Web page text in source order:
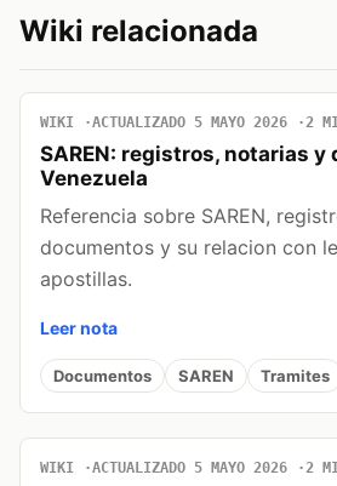
Wiki relacionada
WIKI ACTUALIZADO 5 MAYO 2026 2
SAREN: registros, notarias y
Venezuela
Referencia sobre SAREN,
documentos y su relacion con
apostillas.
Leer nota
Documentos SAREN Tramites
WIKI ACTUALIZADO 5 MAYO 2026 2